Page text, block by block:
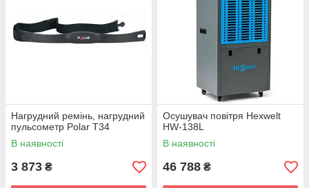
Нагрудний ремінь, нагрудний
пульсометр Polar T34
В наявності
3 873 ₴
Осушувач повітря Hexwelt
HW-138L
В наявності
46 788 ₴